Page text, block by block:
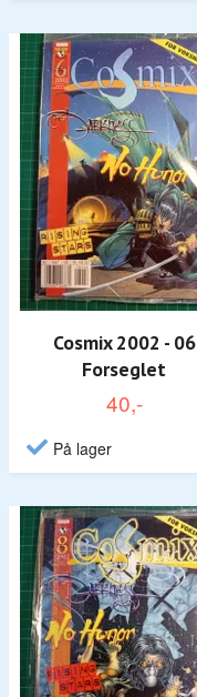
Cosmix 2002 - 06
Forseglet
40,-
På lager